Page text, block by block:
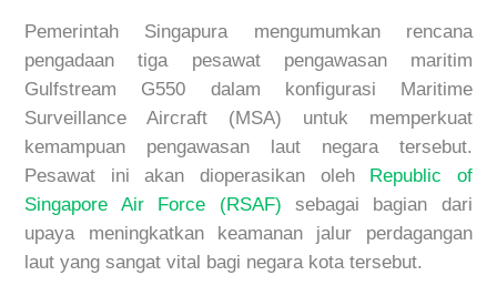
Pemerintah Singapura mengumumkan rencana
pengadaan tiga pesawat pengawasan maritim
Gulfstream G550 dalam konfigurasi Maritime
Surveillance Aircraft (MSA) untuk memperkuat
kemampuan pengawasan laut negara tersebut.
Pesawat ini akan dioperasikan oleh Republic of
Singapore Air Force (RSAF) sebagai bagian dari
upaya meningkatkan keamanan jalur perdagangan
laut yang sangat vital bagi negara kota tersebut.